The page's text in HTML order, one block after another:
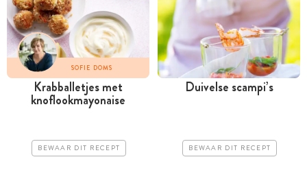
SOFIE DOMS
Krabballetjes met
knoflookmayonaise
BEWAAR DIT RECEPT
Duivelse scampi’s
BEWAAR DIT RECEPT